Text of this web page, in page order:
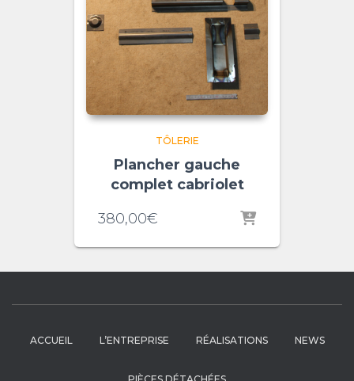
TÔLERIE
Plancher gauche
complet cabriolet
380,00€
ACCUEIL L’ENTREPRISE RÉALISATIONS NEWS